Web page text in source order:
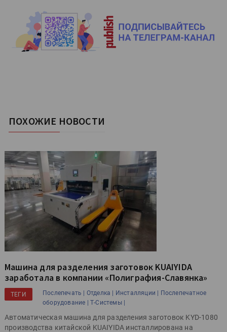
ПОХОЖИЕ НОВОСТИ
Машина для разделения заготовок KUAIYIDA
заработала в компании «Полиграфия-Славянка»
ТЕГИ Послепечать | Отделка | Инсталляции | Послепечатное
оборудование | Т-Системы |
Автоматическая машина для разделения заготовок KYD-1080
производства китайской KUAIYIDA инсталлирована на